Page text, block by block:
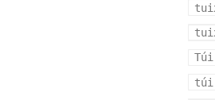
túi